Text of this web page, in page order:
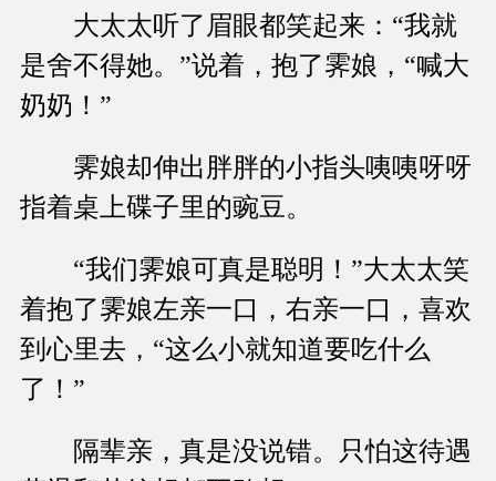
大太太听了眉眼都笑起来：“我就
是舍不得她。”说着，抱了霁娘，“喊大
奶奶！”
霁娘却伸出胖胖的小指头咦咦呀呀
指着桌上碟子里的豌豆。
“我们霁娘可真是聪明！”大太太笑
着抱了霁娘左亲一口，右亲一口，喜欢
到心里去，“这么小就知道要吃什么
了！”
隔辈亲，真是没说错。只怕这待遇